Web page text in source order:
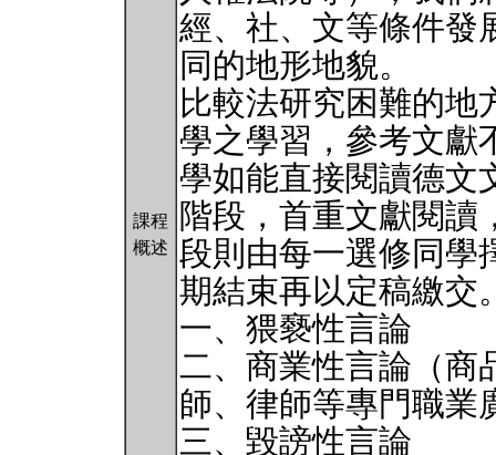
課程
概述
經、社、文等條件發
同的地形地貌。
比較法研究困難的地
學之學習，參考文獻
學如能直接閱讀德文
階段，首重文獻閱讀
段則由每一選修同學
期結束再以定稿繳交
一、猥褻性言論
二、商業性言論（商
師、律師等專門職業
三、毀謗性言論